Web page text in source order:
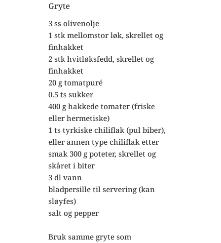
Gryte
3 ss olivenolje
1 stk mellomstor løk, skrellet og
finhakket
2 stk hvitløksfedd, skrellet og
finhakket
20 g tomatpuré
0.5 ts sukker
400 g hakkede tomater (friske
eller hermetiske)
1 ts tyrkiske chiliflak (pul biber),
eller annen type chiliflak etter
smak 300 g poteter, skrellet og
skåret i biter
3 dl vann
bladpersille til servering (kan
sløyfes)
salt og pepper
Bruk samme gryte som